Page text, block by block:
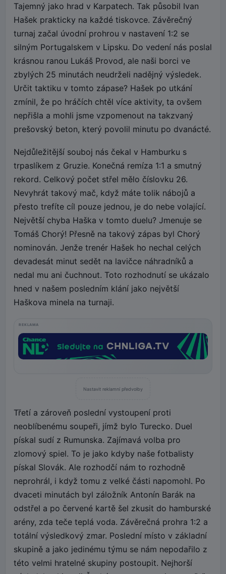
Tajemný jako hrad v Karpatech. Tak působil Ivan
Hašek prakticky na každé tiskovce. Závěrečný
turnaj začal úvodní prohrou v nastavení 1:2 se
silným Portugalskem v Lipsku. Do vedení nás poslal
krásnou ranou Lukáš Provod, ale naši borci ve
zbylých 25 minutách neudrželi nadějný výsledek.
Určit taktiku v tomto zápase? Hašek po utkání
zmínil, že po hráčích chtěl více aktivity, ta ovšem
nepřišla a mohli jsme vzpomenout na takzvaný
prešovský beton, který povolil minutu po dvanácté.
Nejdůležitější souboj nás čekal v Hamburku s
trpaslíkem z Gruzie. Konečná remíza 1:1 a smutný
rekord. Celkový počet střel mělo číslovku 26.
Nevyhrát takový mač, když máte tolik nábojů a
přesto trefíte cíl pouze jednou, je do nebe volající.
Největší chyba Haška v tomto duelu? Jmenuje se
Tomáš Chorý! Přesně na takový zápas byl Chorý
nominován. Jenže trenér Hašek ho nechal celých
devadesát minut sedět na lavičce náhradníků a
nedal mu ani čuchnout. Toto rozhodnutí se ukázalo
hned v našem posledním klání jako největší
Haškova minela na turnaji.
REKLAMA
Nastavit reklamní předvolby
Třetí a zároveň poslední vystoupení proti
neoblíbenému soupeři, jímž bylo Turecko. Duel
pískal sudí z Rumunska. Zajímavá volba pro
zlomový spiel. To je jako kdyby naše fotbalisty
pískal Slovák. Ale rozhodčí nám to rozhodně
neprohrál, i když tomu z velké části napomohl. Po
dvaceti minutách byl záložník Antonín Barák na
odstřel a po červené kartě šel zkusit do hamburské
arény, zda teče teplá voda. Závěrečná prohra 1:2 a
totální výsledkový zmar. Poslední místo v základní
skupině a jako jedinému týmu se nám nepodařilo z
této velmi hratelné skupiny postoupit. Nejhorší